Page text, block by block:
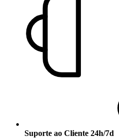
Suporte ao Cliente 24h/7d